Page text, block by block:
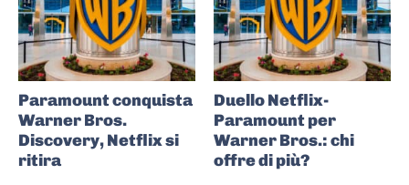
Paramount conquista
Warner Bros.
Discovery, Netflix si
ritira
Duello Netflix-
Paramount per
Warner Bros.: chi
offre di più?